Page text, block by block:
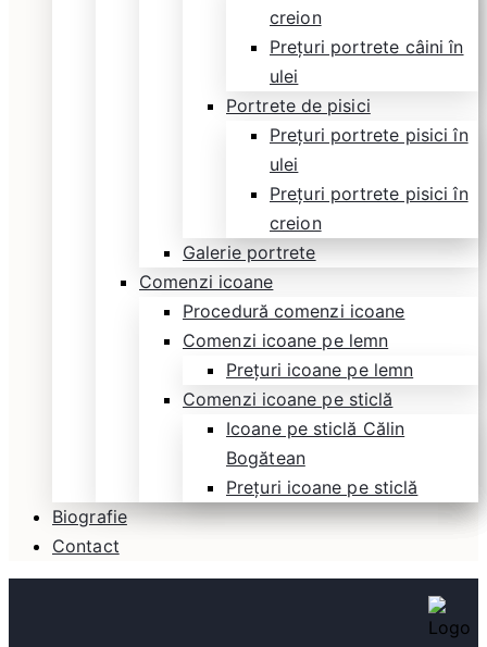
creion
Prețuri portrete câini în
ulei
Portrete de pisici
Prețuri portrete pisici în
ulei
Prețuri portrete pisici în
creion
Galerie portrete
Comenzi icoane
Procedură comenzi icoane
Comenzi icoane pe lemn
Prețuri icoane pe lemn
Comenzi icoane pe sticlă
Icoane pe sticlă Călin
Bogătean
Prețuri icoane pe sticlă
Biografie
Contact